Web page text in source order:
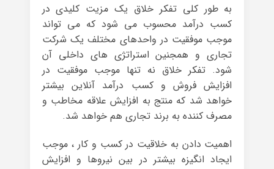
به طور کلی تفکر خلاق یک مزیت کلیدی در
کسب درآمد محسوب می شود که می تواند
موجب موفقیت در واحدهای مختلف یک شرکت
تجاری و همجنین استراتژی های داخلی آن
شود. تفکر خلاق نه تنها موجب موفقیت در
افزایش فروش و کسب درآمد آنلاین بیشتر
خواهد شد که منتج به افزایش علاقه مخاطب و
مصرف کننده به برند تجاری هم خواهد شد.
اهمیت دادن به خلاقیت در کسب و کار ، موجب
ایجاد انگیزه بیشتر در بین نیروها و افزایش